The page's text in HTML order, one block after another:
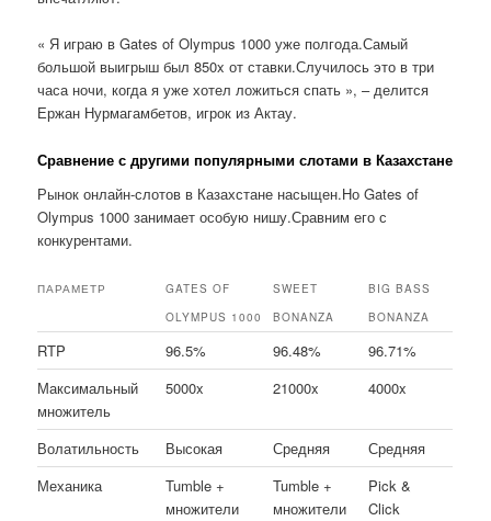
« Я играю в Gates of Olympus 1000 уже полгода.Самый
большой выигрыш был 850x от ставки.Случилось это в три
часа ночи, когда я уже хотел ложиться спать », – делится
Ержан Нурмагамбетов, игрок из Актау.
Сравнение с другими популярными слотами в Казахстане
Рынок онлайн-слотов в Казахстане насыщен.Но Gates of
Olympus 1000 занимает особую нишу.Сравним его с
конкурентами.
ПАРАМЕТР
GATES OF
OLYMPUS 1000
SWEET
BONANZA
BIG BASS
BONANZA
RTP 96.5% 96.48%
96.71%
Максимальный
множитель
5000x 21000x 4000x
Волатильность Высокая Средняя
Средняя
Механика
Tumble +
множители
Tumble +
множители
Pick &
Click